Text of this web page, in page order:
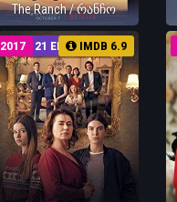
The Ranch / რანჩო
21 EP
2017 IMDB 6.9